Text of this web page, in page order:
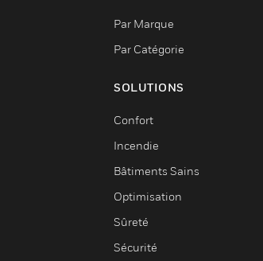
Par Marque
Par Catégorie
SOLUTIONS
Confort
Incendie
Bâtiments Sains
Optimisation
Sûreté
Sécurité